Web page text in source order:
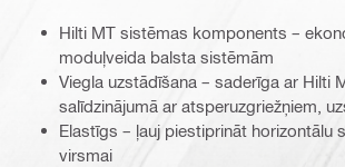
Hilti MT sistēmas komponents –
moduļveida balsta sistēmām
Viegla uzstādīšana – saderīga ar Hilti
salīdzinājumā ar atsperuzgriežņiem,
Elastīgs – ļauj piestiprināt horizontālu
virsmai